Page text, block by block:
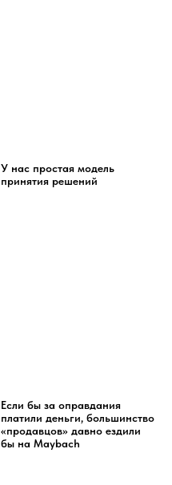
У нас простая модель
принятия решений
Если бы за оправдания
платили деньги, большинство
«продавцов» давно ездили
бы на Maybach